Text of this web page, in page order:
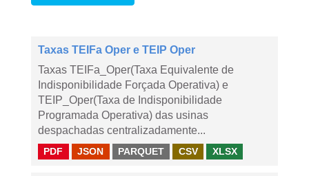
Taxas TEIFa Oper e TEIP Oper
Taxas TEIFa_Oper(Taxa Equivalente de
Indisponibilidade Forçada Operativa) e
TEIP_Oper(Taxa de Indisponibilidade
Programada Operativa) das usinas
despachadas centralizadamente...
PDF JSON PARQUET CSV XLSX